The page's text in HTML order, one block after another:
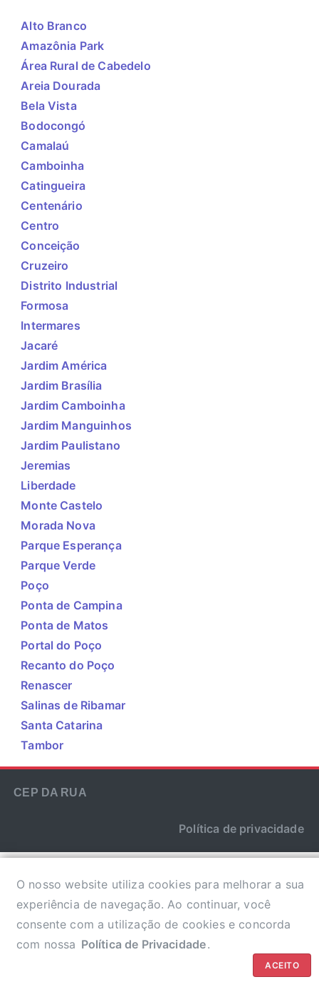
Alto Branco
Amazônia Park
Área Rural de Cabedelo
Areia Dourada
Bela Vista
Bodocongó
Camalaú
Camboinha
Catingueira
Centenário
Centro
Conceição
Cruzeiro
Distrito Industrial
Formosa
Intermares
Jacaré
Jardim América
Jardim Brasília
Jardim Camboinha
Jardim Manguinhos
Jardim Paulistano
Jeremias
Liberdade
Monte Castelo
Morada Nova
Parque Esperança
Parque Verde
Poço
Ponta de Campina
Ponta de Matos
Portal do Poço
Recanto do Poço
Renascer
Salinas de Ribamar
Santa Catarina
Tambor
CEP DA RUA
Política de privacidade
O nosso website utiliza cookies para melhorar a sua
experiência de navegação. Ao continuar, você
consente com a utilização de cookies e concorda
com nossa Política de Privacidade.
ACEITO